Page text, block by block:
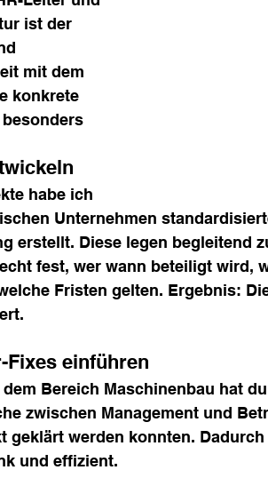
ist der
mit dem
konkrete
habe ich
Unternehmen
erstellt. Diese legen begleitend
fest, wer wann beteiligt wird,
Fristen gelten. Ergebnis:
Fixes einführen
Bereich Maschinenbau hat
zwischen Management und
geklärt werden konnten.
und effizient.